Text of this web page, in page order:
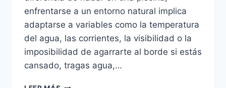
enfrentarse a un entorno natural implica
adaptarse a variables como la temperatura
del agua, las corrientes, la visibilidad o la
imposibilidad de agarrarte al borde si estás
cansado, tragas agua,…
ALGUNOS